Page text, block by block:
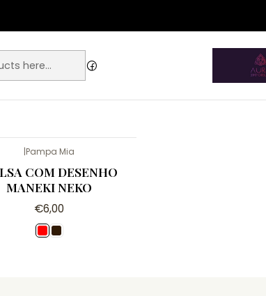
sitemap.xml
Home Acessórios
|Pampa Mia
COM DESENHO
MANEKI NEKO
€6,00